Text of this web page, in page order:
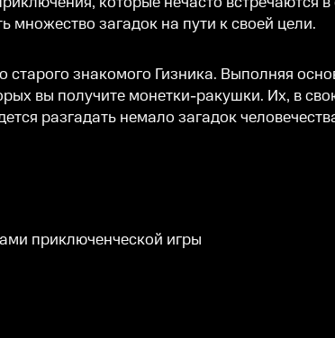
множество загадок на пути к своей цели.
знакомого Гизника. Выполняя
вы получите монетки-ракушки. Их, в
разгадать немало загадок
приключенческой игры